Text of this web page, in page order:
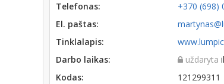
Telefonas:
+370 (698)
El. paštas:
Tinklalapis:
Darbo laikas:
uždaryta
Kodas:
121299311